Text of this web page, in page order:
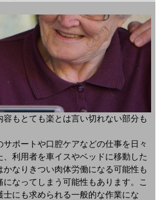
もとても楽とは言い切れない部分も
ポートや口腔ケアなどの仕事を日々
利用者を車イスやベッドに移動した
かなりきつい肉体労働になる可能性も
なってしまう可能性もあります。こ
にも求められる一般的な作業にな